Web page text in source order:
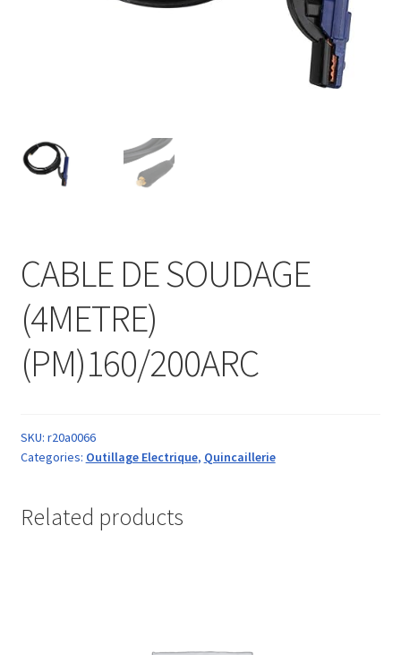
CABLE DE SOUDAGE
(4METRE)
(PM)160/200ARC
SKU: r20a0066
Categories: Outillage Electrique, Quincaillerie
Related products